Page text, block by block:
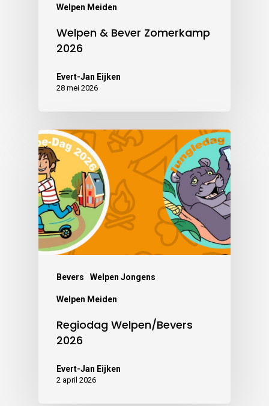
Welpen Meiden
Welpen & Bever Zomerkamp
2026
Evert-Jan Eijken
28 mei 2026
Bevers Welpen Jongens
Welpen Meiden
Regiodag Welpen/Bevers
2026
Evert-Jan Eijken
2 april 2026